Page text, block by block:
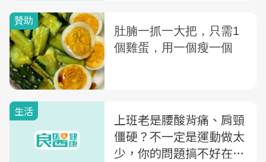
生活
上班老是腰酸背痛、肩頸
僵硬？不一定是運動做太
少，你的問題搞不好在